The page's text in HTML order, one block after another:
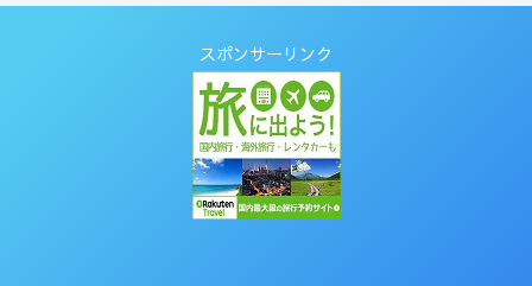
スポンサーリンク